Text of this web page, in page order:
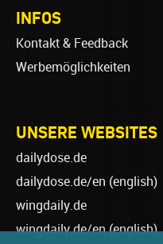
INFOS
Kontakt & Feedback
Werbemöglichkeiten
UNSERE WEBSITES
dailydose.de
dailydose.de/en (english)
wingdaily.de
wingdaily.de/en(english)